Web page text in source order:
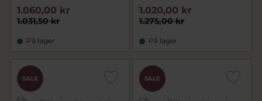
1.031,50 kr
1.060,00 kr
På lager
1.275,00 kr
1.020,00 kr
På lager
SALE
PRIS
SALE